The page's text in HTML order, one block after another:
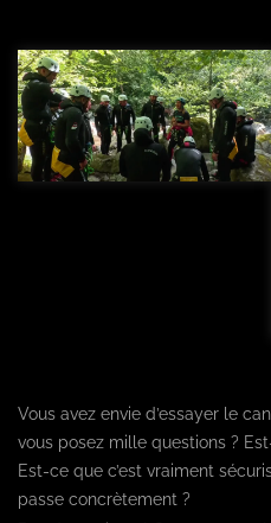
Vous avez envie d’essayer le
vous posez mille questions ?
Est-ce que c’est vraiment
passe concrètement ?